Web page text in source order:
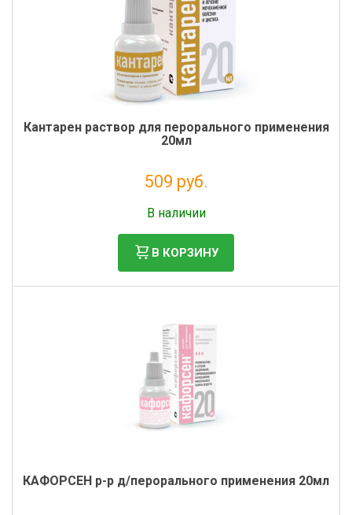
Кантарен раствор для перорального применения
20мл
509 руб.
В наличии
В КОРЗИНУ
КАФОРСЕН р-р д/перорального применения 20мл